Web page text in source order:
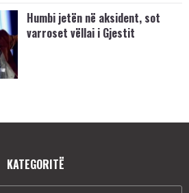
Humbi jetën në aksident, sot
varroset vëllai i Gjestit
KATEGORITË